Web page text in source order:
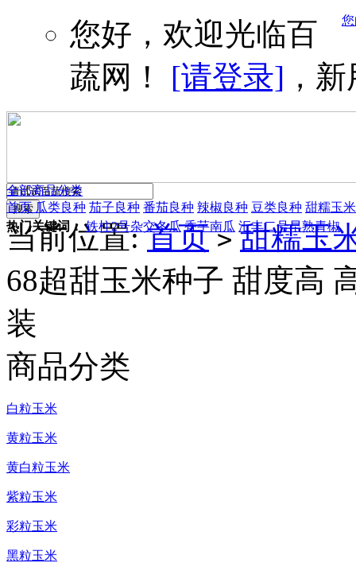
您好，欢迎光临百
蔬网！ [请登录] ，
热门关键词： 铁柱2号杂交冬瓜 香芋南瓜 汇丰二号早熟青椒
全部商品分类
首页 瓜类良种 茄子良种 番茄良种 辣椒良种 豆类良种 甜糯玉米
当前位置:首页 > 甜糯玉
68超甜玉米种子 甜度高
装
商品分类
白粒玉米
黄粒玉米
黄白粒玉米
紫粒玉米
彩粒玉米
黑粒玉米